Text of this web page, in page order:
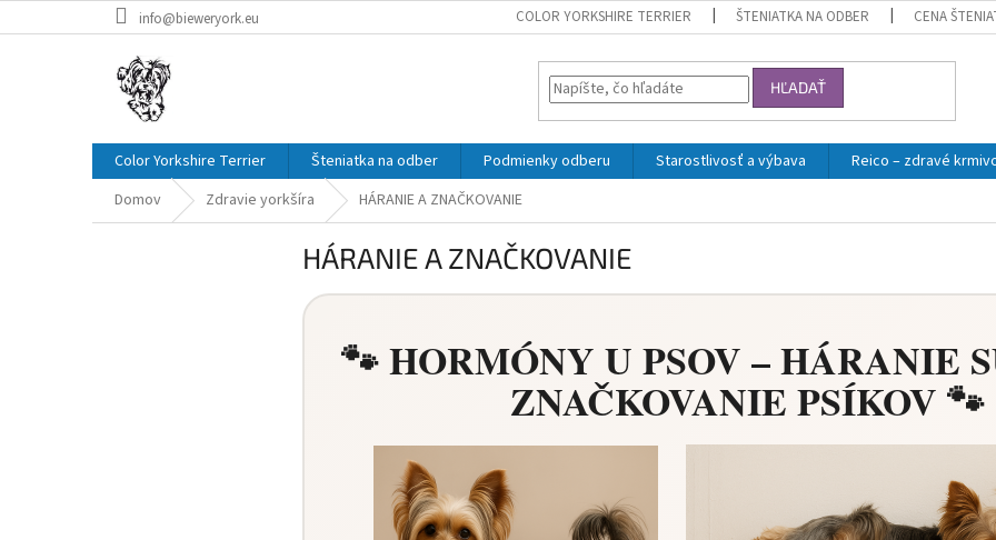
na
info@bieweryork.eu COLOR YORKSHIRE TERRIER ŠTENIATKA NA ODBER CENA
HĽADAŤ
Color Yorkshire Terrier Šteniatka na odber Podmienky odberu Starostlivosť a výbava
Reico – zdravé
Domov
Zdravie yorkšíra HÁRANIE A ZNAČKOVANIE
HÁRANIE A ZNAČKOVANIE
🐾 HORMÓNY U PSOV – HÁRANIE
ZNAČKOVANIE PSÍKOV 🐾